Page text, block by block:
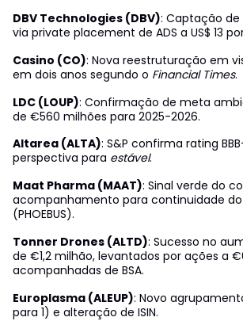
DBV Technologies (DBV): Captação de
via private placement de ADS a US$ 13
Casino (CO): Nova reestruturação em
em dois anos segundo o Financial Times.
LDC (LOUP): Confirmação de meta
de €560 milhões para 2025-2026.
Altarea (ALTA): S&P confirma rating
perspectiva para estável.
Maat Pharma (MAAT): Sinal verde do
acompanhamento para continuidade do
(PHOEBUS).
Tonner Drones (ALTD): Sucesso no
de €1,2 milhão, levantados por ações a
acompanhadas de BSA.
Europlasma (ALEUP): Novo
para 1) e alteração de ISIN.